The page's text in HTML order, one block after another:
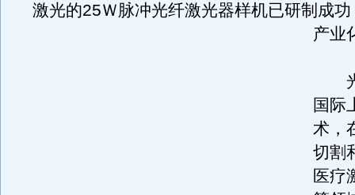
激光的25Ｗ脉冲光纤激光器样机已研制成
产业
光
国际
术，
切割
医疗